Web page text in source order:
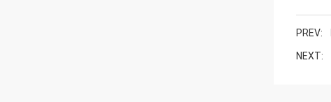
PREV:
NEXT: